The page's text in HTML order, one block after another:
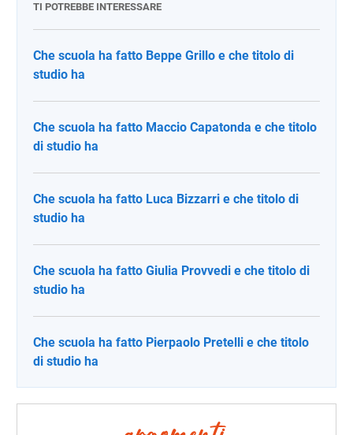
TI POTREBBE INTERESSARE
Che scuola ha fatto Beppe Grillo e che titolo di
studio ha
Che scuola ha fatto Maccio Capatonda e che titolo
di studio ha
Che scuola ha fatto Luca Bizzarri e che titolo di
studio ha
Che scuola ha fatto Giulia Provvedi e che titolo di
studio ha
Che scuola ha fatto Pierpaolo Pretelli e che titolo
di studio ha